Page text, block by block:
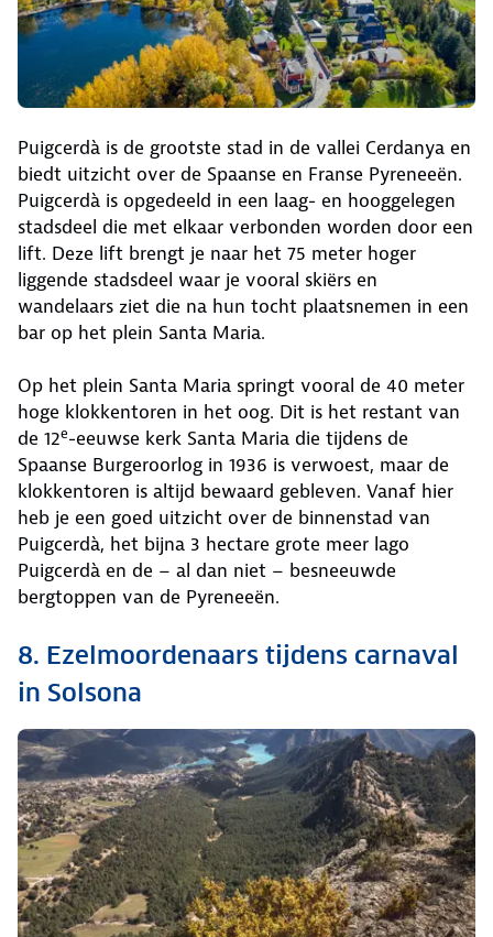
Puigcerdà is de grootste stad in de vallei Cerdanya en
biedt uitzicht over de Spaanse en Franse Pyreneeën.
Puigcerdà is opgedeeld in een laag- en hooggelegen
stadsdeel die met elkaar verbonden worden door een
lift. Deze lift brengt je naar het 75 meter hoger
liggende stadsdeel waar je vooral skiërs en
wandelaars ziet die na hun tocht plaatsnemen in een
bar op het plein Santa Maria.
Op het plein Santa Maria springt vooral de 40 meter
hoge klokkentoren in het oog. Dit is het restant van
de 12e-eeuwse kerk Santa Maria die tijdens de
Spaanse Burgeroorlog in 1936 is verwoest, maar de
klokkentoren is altijd bewaard gebleven. Vanaf hier
heb je een goed uitzicht over de binnenstad van
Puigcerdà, het bijna 3 hectare grote meer lago
Puigcerdà en de – al dan niet – besneeuwde
bergtoppen van de Pyreneeën.
8. Ezelmoordenaars tijdens carnaval
in Solsona